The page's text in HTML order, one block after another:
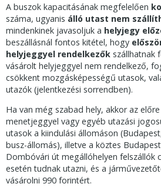
A buszok kapacitásának megfelelően
száma, ugyanis álló utast nem
mindenkinek javasoljuk a helyjegy
beszállásnál fontos kitétel, hogy
helyjeggyel rendelkezők szállhatnak
vásárolt helyjeggyel nem rendelkező,
csökkent mozgásképességű utasok,
utazók (jelentkezési sorrendben).
Ha van még szabad hely, akkor az
menetjeggyel vagy egyéb utazási
utasok a kiindulási állomáson
busz-állomás), illetve a köztes
Dombóvári út megállóhelyen felszállók
esetén tudnak utazni, és a
vásárolni 990 forintért.